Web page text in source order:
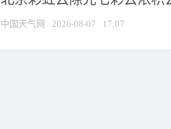
中国天气网 2026-08-07 17:07